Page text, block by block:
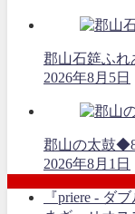
郡山石筵ふれ
2026年8月5日
郡山の太鼓◆8
2026年8月1日
『priere - ダ